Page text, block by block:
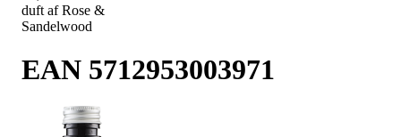
duft af Rose &
Sandelwood
EAN 5712953003971